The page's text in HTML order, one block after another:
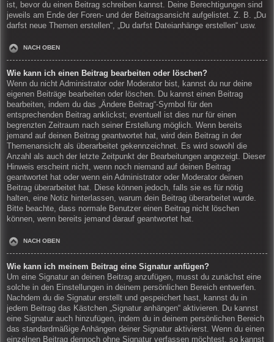
ist, bevor du einen Beitrag schreiben kannst. Deine Berechtigungen sind
jeweils am Ende der Foren- und der Beitragsansicht aufgelistet. Z. B. „Du
darfst neue Themen erstellen“, „Du darfst Dateianhänge erstellen“ usw.
NACH OBEN
Wie kann ich einen Beitrag bearbeiten oder löschen?
Wenn du nicht Administrator oder Moderator bist, kannst du nur deine
eigenen Beiträge bearbeiten oder löschen. Du kannst einen Beitrag
bearbeiten, indem du das „Ändere Beitrag“-Symbol für den
entsprechenden Beitrag anklickst; eventuell ist dies nur für einen
begrenzten Zeitraum nach seiner Erstellung möglich. Wenn bereits
jemand auf deinen Beitrag geantwortet hat, wird dein Beitrag in der
Themenansicht als überarbeitet gekennzeichnet. Es wird sowohl die
Anzahl als auch der letzte Zeitpunkt der Bearbeitungen angezeigt. Dieser
Hinweis erscheint nicht, wenn noch niemand auf deinen Beitrag
geantwortet hat oder wenn ein Administrator oder Moderator deinen
Beitrag überarbeitet hat. Diese können jedoch, falls sie es für nötig
halten, eine Notiz hinterlassen, warum dein Beitrag überarbeitet wurde.
Bitte beachte, dass normale Benutzer einen Beitrag nicht löschen
können, wenn bereits jemand darauf geantwortet hat.
NACH OBEN
Wie kann ich meinem Beitrag eine Signatur anfügen?
Um eine Signatur an deinen Beitrag anzufügen, musst du zunächst eine
solche in den Einstellungen in deinem persönlichen Bereich entwerfen.
Nachdem du die Signatur erstellt und gespeichert hast, kannst du in
jedem Beitrag das Kästchen „Signatur anhängen“ aktivieren. Du kannst
eine Signatur auch hinzufügen, indem du in deinem persönlichen Bereich
das standardmäßige Anhängen deiner Signatur aktivierst. Wenn du einen
einzelnen Beitrag dennoch ohne Signatur verfassen möchtest, so kannst